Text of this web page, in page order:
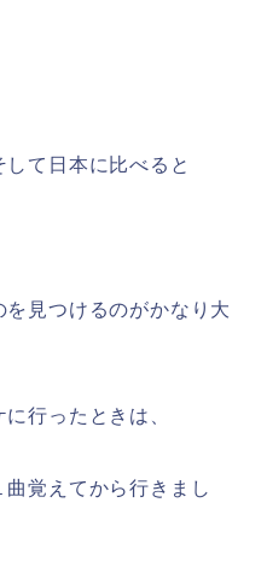
て日本に比べると
見つけるのがかなり大
行ったときは、
覚えてから行きまし